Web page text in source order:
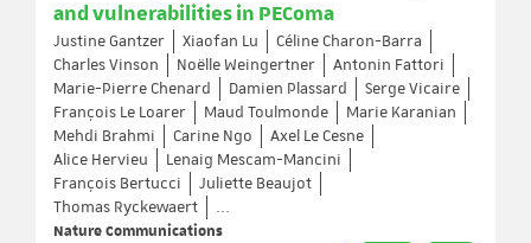
and vulnerabilities in PEComa
Justine Gantzer Xiaofan Lu
Céline Charon-Barra
Charles Vinson
Noëlle Weingertner
Antonin Fattori
Marie-Pierre Chenard
Damien Plassard
Serge Vicaire
François Le Loarer
Maud Toulmonde
Marie Karanian
Mehdi Brahmi
Carine Ngo
Axel Le Cesne
Alice Hervieu
Lenaig Mescam-Mancini
François Bertucci
Juliette Beaujot
Thomas Ryckewaert
...
Nature Communications